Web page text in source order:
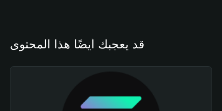
قد يعجبك أيضًا هذا المحتوى